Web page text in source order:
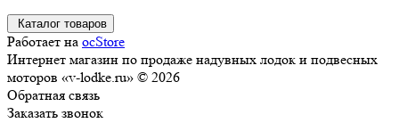
Каталог товаров
Работает на ocStore
Интернет магазин по продаже надувных лодок и подвесных
моторов «v-lodke.ru» © 2026
Обратная связь
Заказать звонок